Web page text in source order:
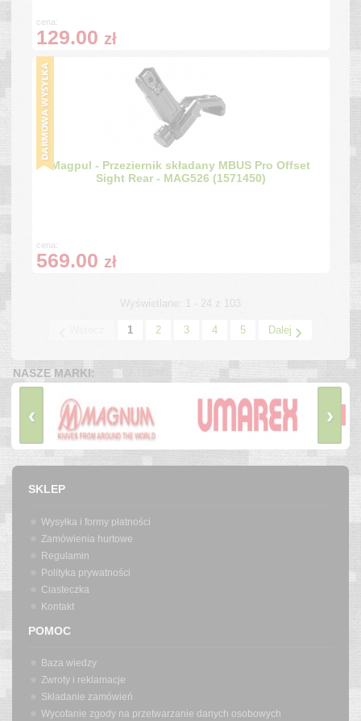
cena:
129.00 zł
Magpul - Przeziernik składany MBUS Pro Offset
Sight Rear - MAG526 (1571450)
cena:
569.00 zł
Wyświetlane: 1 - 24 z 103
1 2 3 4 5 Dalej ›
NASZE MARKI:
‹ ›
SKLEP
Wysyłka i formy płatności
Zamówienia hurtowe
Regulamin
Polityka prywatności
Ciasteczka
Kontakt
POMOC
Baza wiedzy
Zwroty i reklamacje
Składanie zamówień
Wycofanie zgody na przetwarzanie danych osobowych